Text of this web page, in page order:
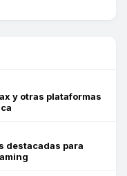
y otras plataformas
destacadas para